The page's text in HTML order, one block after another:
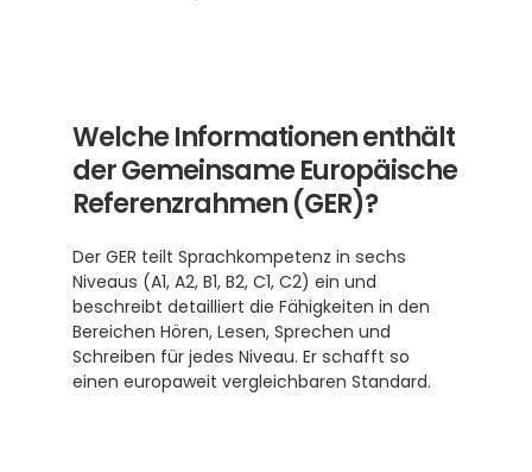
Welche Informationen enthält
der Gemeinsame Europäische
Referenzrahmen (GER)?
Der GER teilt Sprachkompetenz in sechs
Niveaus (A1, A2, B1, B2, C1, C2) ein und
beschreibt detailliert die Fähigkeiten in den
Bereichen Hören, Lesen, Sprechen und
Schreiben für jedes Niveau. Er schafft so
einen europaweit vergleichbaren Standard.